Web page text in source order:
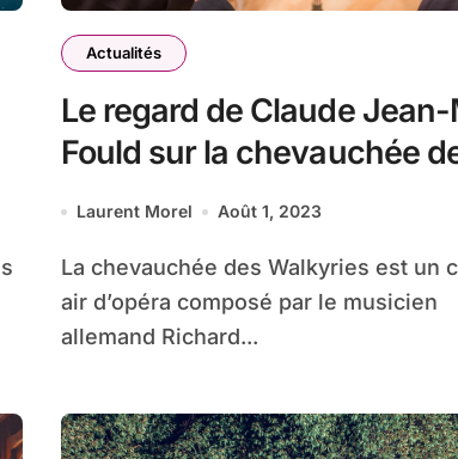
Actualités
Le regard de Claude
Fould sur la chevauchée
Walkyries de Richard
Laurent Morel Août 1, 2023
La chevauchée des Walkyries est un célèbre
air d’opéra composé par le musicien
allemand Richard...